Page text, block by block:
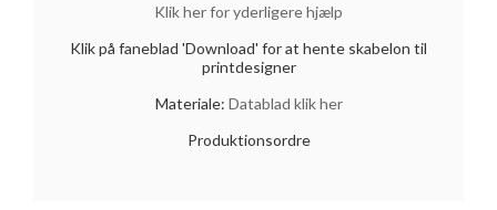
Klik her for yderligere hjælp
Klik på faneblad 'Download' for at hente skabelon til
printdesigner
Materiale: Datablad klik her
Produktionsordre